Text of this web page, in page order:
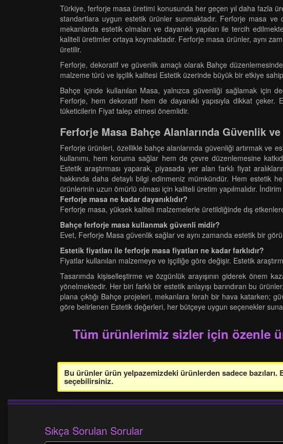
Türkiye, ferforje masa üretimi konusunda her geçen yıl daha fazla
standartlara uygun estetik ürünler sunmaktadır. Ferforje masa
mekanlarda estetik olmaları ve dayanıklı yapıları ile tercih
kaliteli üretimler ortaya koymaktadır. Ferforje masa ürünler, aynı
üretilir.
Ferforje, dekoratif ve güvenlik amaçlı olarak Bahçe
malzeme türü ve işçilik kalitesi Estetik üzerinde büyük bir etkiye
Bahçe içinde kullanılan Masa, yalnızca güvenliği sağlamak için
Ferforje, hem dekoratif hem de dayanıklı yapısıyla dikkat
tüketicilerin Fiyat talep etmesi önemlidir.
Ferforje Masa Bahçe Alanlarında Güvenlik
Ferforje ürünleri, özellikle bahçe alanlarında güvenliği artırmak ve
kullanımı, hem koruma sağlar hem de çevre düzenlemesine
Estetik araştırması yaparak, piyasada yer alan farklı fiyat
hakkında daha detaylı bilgi edinmeniz mümkündür. Hem estetik
ürünlerinin uzun ömürlü olması için kaliteli üretim yapılmalıdır.
Ferforje masa ne kadar dayanıklıdır?
Ferforje masa, yüksek kaliteli malzemelerle üretildiğinde dış
Bahçe ferforje masa kullanmak güvenli midir?
Evet, Ferforje Masa güvenlik sağlar ve aynı zamanda estetik bir
Estetik fiyatları ile ferforje masa fiyatları ne kadar farklıdır?
Fiyatlar kullanılan malzemeye ve işçiliğe göre değişir. Estetik
Tasarımda kişiselleştirme ve özgünlük arayışının giderek önem
yönelmektedir. Her biri farklı bir estetik anlayışı barındıran bu
plana çıktığı Bahçe projeleri, mekanlara ferah bir hava katarken;
göre belirlenen Estetik değerleri, her bütçeye uygun seçenekler
Tüm ürünlerimiz sizler için özenle
Bu ürünler ürün yelpazemizdeki ürünlerden sadece
seçebilirsiniz.
Sıkça Sorulan Sorular